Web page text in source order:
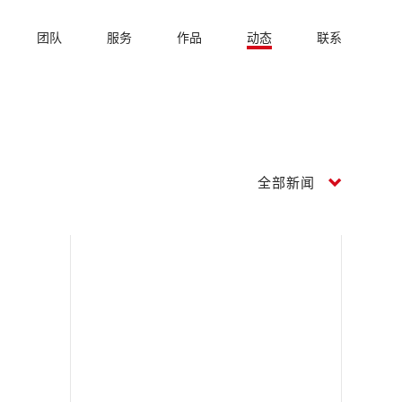
团队 服务 作品 动态 联系
全部新闻